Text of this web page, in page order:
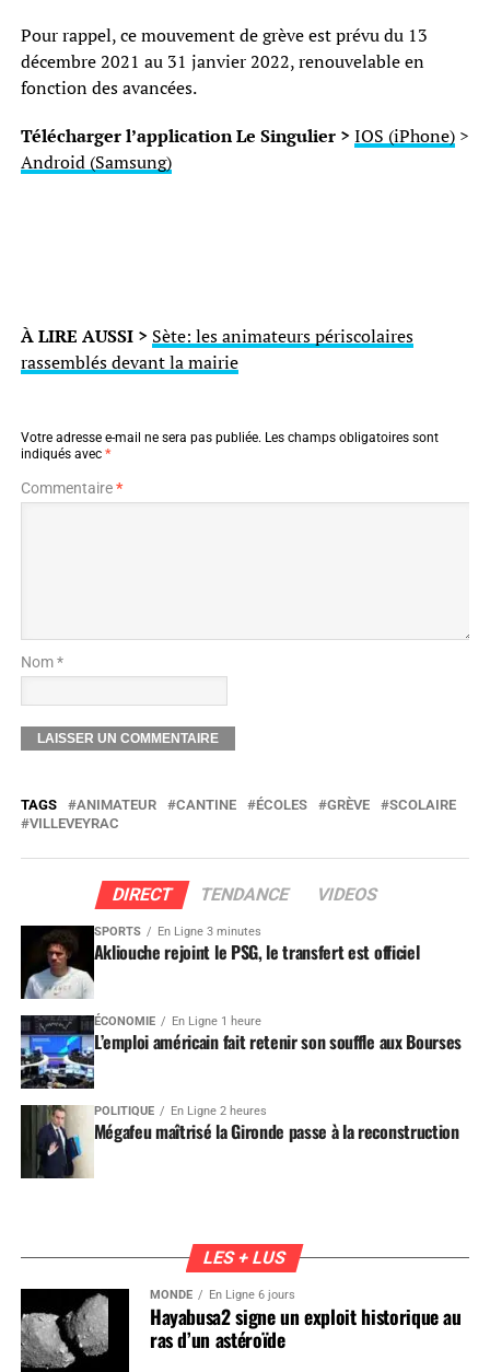
Pour rappel, ce mouvement de grève est prévu du 13
décembre 2021 au 31 janvier 2022, renouvelable en
fonction des avancées.
Télécharger l’application Le Singulier > IOS (iPhone)>
Android (Samsung)
À LIRE AUSSI > Sète: les animateurs périscolaires
rassemblés devant la mairie
Votre adresse e-mail ne sera pas publiée. Les champs obligatoires sont
indiqués avec *
Commentaire*
Nom *
TAGS ANIMATEUR CANTINE ÉCOLES GRÈVE
SCOLAIRE
VILLEVEYRAC
DIRECT TENDANCE VIDEOS
SPORTS En Ligne 3 minutes
Akliouche rejoint le PSG, le transfert est officiel
ÉCONOMIE En Ligne 1 heure
L’emploi américain fait retenir son souffle aux Bourses
POLITIQUE En Ligne 2 heures
Mégafeu maîtrisé la Gironde passe à la reconstruction
LES + LUS
MONDE En Ligne 6 jours
Hayabusa2 signe un exploit historique au
ras d’un astéroïde